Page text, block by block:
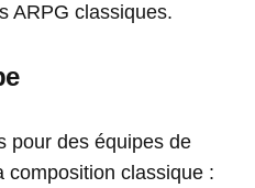
ARPG classiques.
pour des équipes de
composition classique :